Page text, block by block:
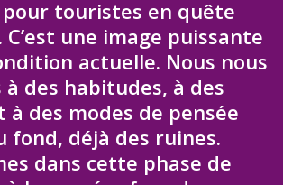
pour touristes en quête
C’est une image puissante
actuelle. Nous nous
à des habitudes, à des
à des modes de pensée
fond, déjà des ruines.
dans cette phase de